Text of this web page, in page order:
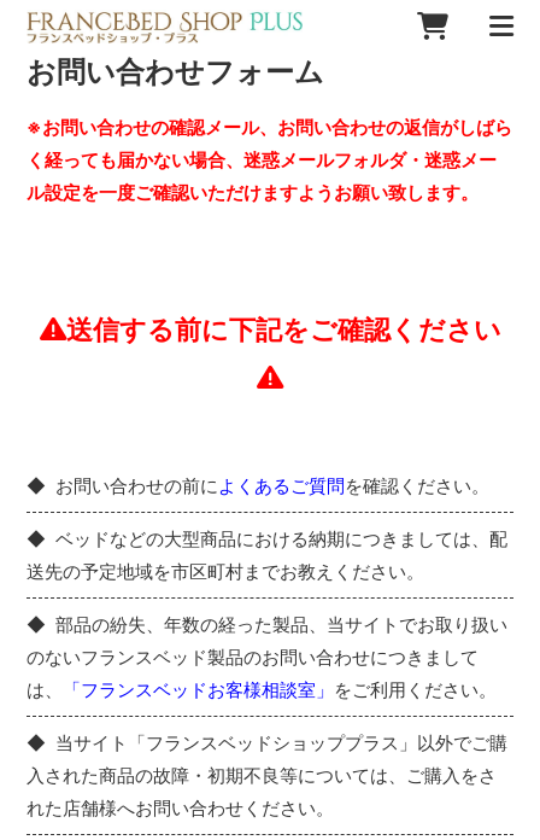
お問い合わせフォーム
※お問い合わせの確認メール、お問い合わせの返信がしばら
く経っても届かない場合、迷惑メールフォルダ・迷惑メー
ル設定を一度ご確認いただけますようお願い致します。
送信する前に下記をご確認ください
お問い合わせの前に よくあるご質問を確認ください。
ベッドなどの大型商品における納期につきましては、配
送先の予定地域を市区町村までお教えください。
部品の紛失、年数の経った製品、当サイトでお取り扱い
のないフランスベッド製品のお問い合わせにつきまして
は、
「フランスベッドお客様相談室」 をご利用ください。
当サイト「フランスベッドショッププラス」以外でご購
入された商品の故障・初期不良等については、ご購入をさ
れた店舗様へお問い合わせください。